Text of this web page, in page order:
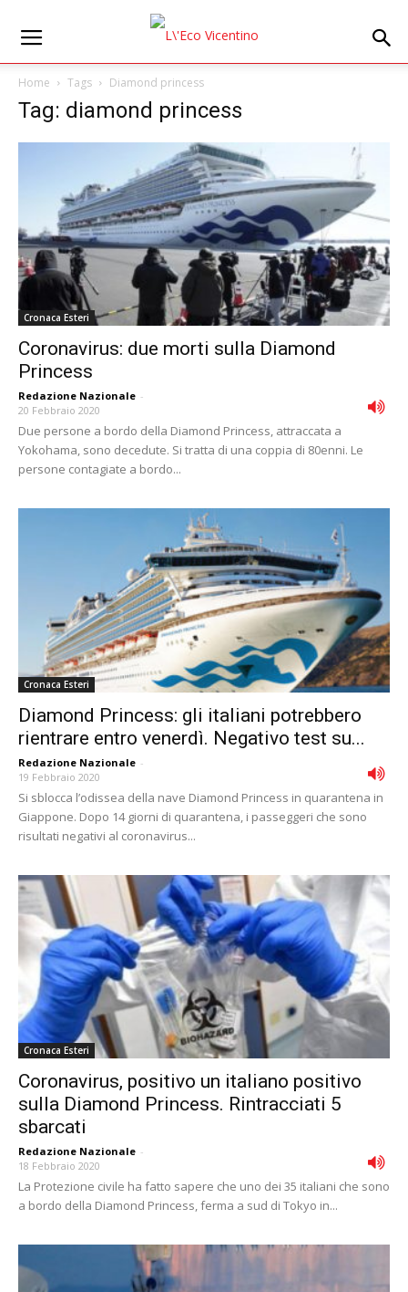
Home Tags Diamond princess
Tag: diamond princess
Cronaca Esteri
Coronavirus: due morti sulla Diamond
Princess
Redazione Nazionale -
20 Febbraio 2020
Due persone a bordo della Diamond Princess, attraccata a
Yokohama, sono decedute. Si tratta di una coppia di 80enni. Le
persone contagiate a bordo...
Cronaca Esteri
Diamond Princess: gli italiani potrebbero
rientrare entro venerdì. Negativo test su...
Redazione Nazionale -
19 Febbraio 2020
Si sblocca l’odissea della nave Diamond Princess in quarantena in
Giappone. Dopo 14 giorni di quarantena, i passeggeri che sono
risultati negativi al coronavirus...
Cronaca Esteri
Coronavirus, positivo un italiano positivo
sulla Diamond Princess. Rintracciati 5
sbarcati
Redazione Nazionale -
18 Febbraio 2020
La Protezione civile ha fatto sapere che uno dei 35 italiani che sono
a bordo della Diamond Princess, ferma a sud di Tokyo in...